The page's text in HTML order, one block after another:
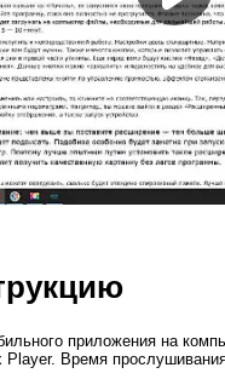
приложения на
Player. Время